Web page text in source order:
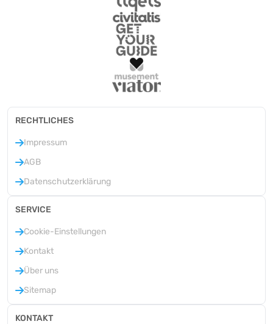
RECHTLICHES
Impressum
AGB
Datenschutzerklärung
SERVICE
Cookie-Einstellungen
Kontakt
Über uns
Sitemap
KONTAKT